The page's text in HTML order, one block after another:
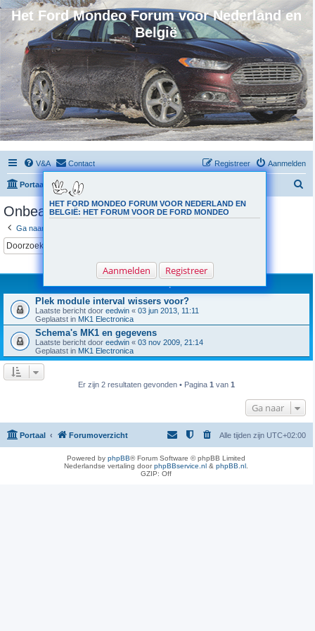
Het Ford Mondeo Forum voor Nederland en
België
V&A Contact Aanmelden
Registreer
Portaal Forumoverzicht
HET FORD MONDEO FORUM VOOR NEDERLAND EN
BELGIË: HET FORUM VOOR DE FORD MONDEO
Aanmelden Registreer
Onbeantwoorde onderwerpen
Ga naar uitgebreid zoeken
Er zijn 2 resultaten gevonden • Pagina1van
Plek module interval wissers voor?
Laatste bericht door eedwin « 03 jun 2013, 11:11
Geplaatst in MK1 Electronica
Schema's MK1 en gegevens
Laatste bericht door eedwin « 03 nov 2009, 21:14
Geplaatst in MK1 Electronica
Er zijn 2 resultaten gevonden • Pagina 1 van 1
Ga naar
Portaal Forumoverzicht Alle tijden zijn UTC+02:00
Powered byphpBB® Forum Software © phpBB Limited
Nederlandse vertaling doorphpBBservice.nl &phpBB.nl
GZIP: Off